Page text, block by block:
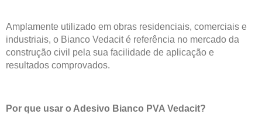
Amplamente utilizado em obras residenciais, comerciais e
industriais, o Bianco Vedacit é referência no mercado da
construção civil pela sua facilidade de aplicação e
resultados comprovados.
Por que usar o Adesivo Bianco PVA Vedacit?